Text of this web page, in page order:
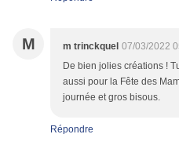
M m trinckquel 07/03/2022
De bien jolies créations !
aussi pour la Fête des
journée et gros bisous.
Répondre